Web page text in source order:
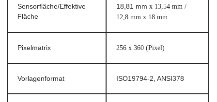
Sensorfläche/Effektive
Fläche
18,81 mm x 13,54 mm /
12,8 mm x 18 mm
Pixelmatrix 256 x 360 (Pixel)
Vorlagenformat ISO19794-2, ANSI378